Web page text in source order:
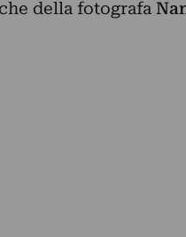
della fotografa